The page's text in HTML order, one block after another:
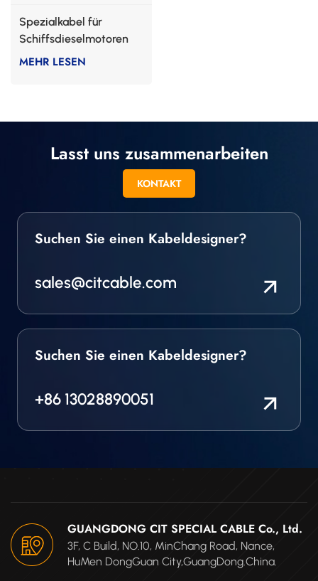
Spezialkabel für
Schiffsdieselmotoren
MEHR LESEN
Lasst uns zusammenarbeiten
KONTAKT
Suchen Sie einen Kabeldesigner?
sales@citcable.com
Suchen Sie einen Kabeldesigner?
+86 13028890051
GUANGDONG CIT SPECIAL CABLE Co., Ltd.
3F, C Build, NO.10, MinChang Road, Nance,
HuMen DongGuan City,GuangDong.China.